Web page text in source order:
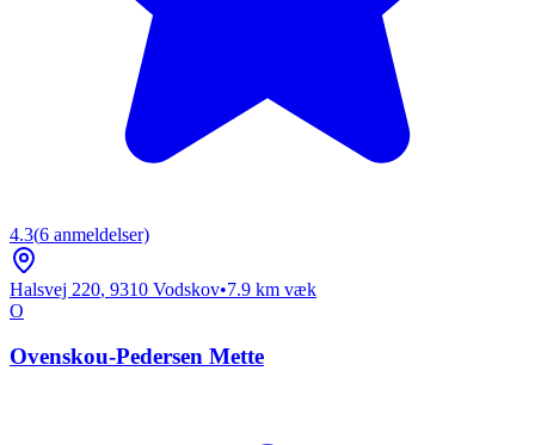
4.3(6 anmeldelser)
Halsvej 220, 9310 Vodskov•7.9 km væk
O
Ovenskou-Pedersen Mette